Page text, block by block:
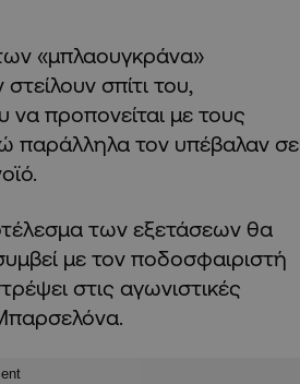
«μπλαουγκράνα»
σπίτι του,
προπονείται με τους
παράλληλα τον υπέβαλαν σε
των εξετάσεων θα
με τον ποδοσφαιριστή
στις αγωνιστικές